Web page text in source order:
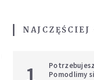
NAJCZĘŚCIEJ
Pomodlimy